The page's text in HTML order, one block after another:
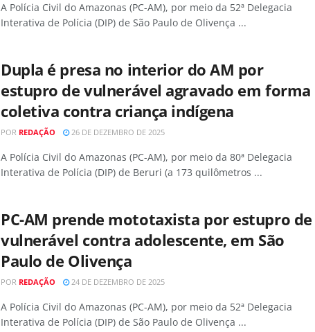
A Polícia Civil do Amazonas (PC-AM), por meio da 52ª Delegacia
Interativa de Polícia (DIP) de São Paulo de Olivença ...
Dupla é presa no interior do AM por
estupro de vulnerável agravado em forma
coletiva contra criança indígena
POR REDAÇÃO 26 DE DEZEMBRO DE 2025
A Polícia Civil do Amazonas (PC-AM), por meio da 80ª Delegacia
Interativa de Polícia (DIP) de Beruri (a 173 quilômetros ...
PC-AM prende mototaxista por estupro de
vulnerável contra adolescente, em São
Paulo de Olivença
POR REDAÇÃO 24 DE DEZEMBRO DE 2025
A Polícia Civil do Amazonas (PC-AM), por meio da 52ª Delegacia
Interativa de Polícia (DIP) de São Paulo de Olivença ...